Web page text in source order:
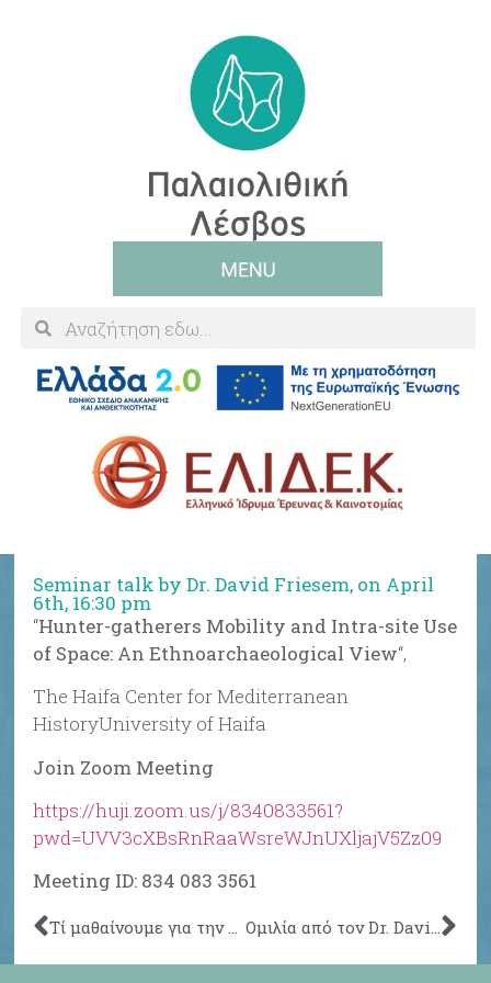
Seminar talk by Dr. David Friesem, on April
6th, 16:30 pm
“Hunter-gatherers Mobility and Intra-site Use
of Space: An Ethnoarchaeological View“,
The Haifa Center for Mediterranean
HistoryUniversity of Haifa
Join Zoom Meeting
https://huji.zoom.us/j/8340833561?
pwd=UVV3cXBsRnRaaWsreWJnUXljajV5Zz09
Meeting ID: 834 083 3561